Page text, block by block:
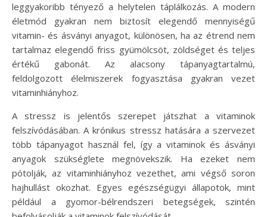
leggyakoribb tényező a helytelen táplálkozás. A modern
életmód gyakran nem biztosít elegendő mennyiségű
vitamin- és ásványi anyagot, különösen, ha az étrend nem
tartalmaz elegendő friss gyümölcsöt, zöldséget és teljes
értékű gabonát. Az alacsony tápanyagtartalmú,
feldolgozott élelmiszerek fogyasztása gyakran vezet
vitaminhiányhoz.
A stressz is jelentős szerepet játszhat a vitaminok
felszívódásában. A krónikus stressz hatására a szervezet
több tápanyagot használ fel, így a vitaminok és ásványi
anyagok szükséglete megnövekszik. Ha ezeket nem
pótolják, az vitaminhiányhoz vezethet, ami végső soron
hajhullást okozhat. Egyes egészségügyi állapotok, mint
például a gyomor-bélrendszeri betegségek, szintén